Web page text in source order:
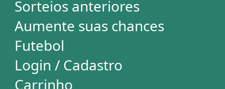
Super Sete
Timemania
Dupla-Sena
Lotomania
Loteria Federal